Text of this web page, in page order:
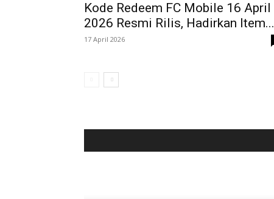
Kode Redeem FC Mobile 16 April
2026 Resmi Rilis, Hadirkan Item...
17 April 2026